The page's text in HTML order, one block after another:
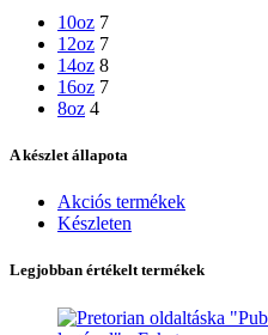
10oz 7
12oz 7
14oz 8
16oz 7
8oz 4
A készlet állapota
Akciós termékek
Készleten
Legjobban értékelt termékek